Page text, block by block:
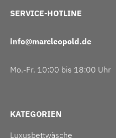
SERVICE-HOTLINE
info@marcleopold.de
Mo.-Fr. 10:00 bis 18:00 Uhr
KATEGORIEN
Luxusbettwäsche